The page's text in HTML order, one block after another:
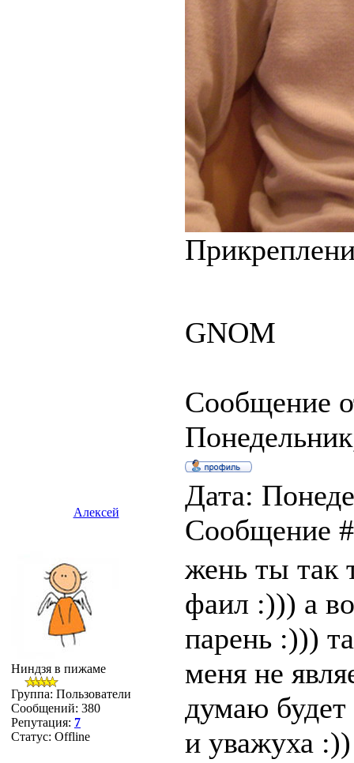
GNOM
Сообщение
Алексей
Дата:
Сообщение
Ниндзя в пижаме
Группа: Пользователи
Сообщений: 380
Репутация: 7
Статус: Offline
жень ты так
фаил :))) а
парень :)))
меня не
думаю будет
и уважуха